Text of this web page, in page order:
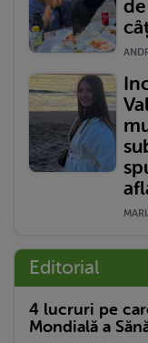
Editorial
4 lucruri pe
Mondială a